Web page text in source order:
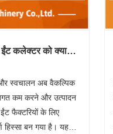
ईंट कलेक्टर को क्या
और स्वचालन अब वैकल्पिक
कम करने और उत्पादन
फैक्टरियों के लिए
बन गया है। यह